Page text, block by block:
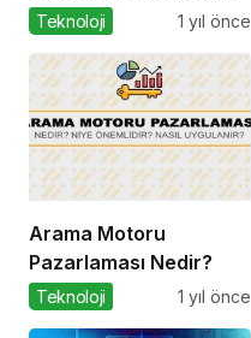
Operasyonu Uyarısı
Teknoloji 1 yıl önce
Arama Motoru
Pazarlaması Nedir?
Teknoloji 1 yıl önce